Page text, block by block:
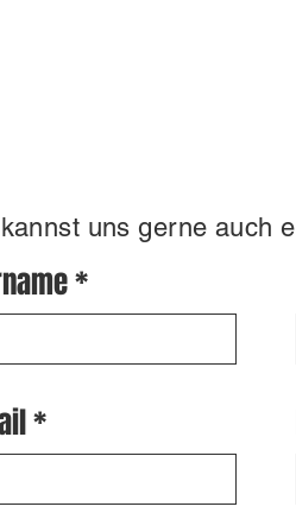
uns gerne auch